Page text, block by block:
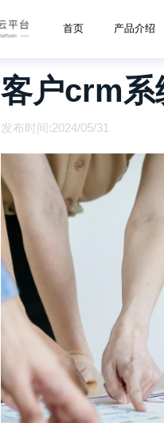
首页 产品介绍
客户crm系
发布时间:2024/05/31